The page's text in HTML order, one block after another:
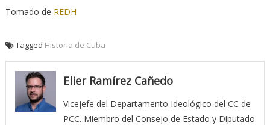
Tomado de REDH
Tagged Historia de Cuba
Elier Ramírez Cañedo
Vicejefe del Departamento Ideológico del CC de
PCC. Miembro del Consejo de Estado y Diputado